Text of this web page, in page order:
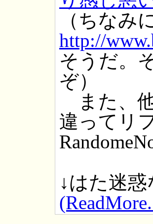
（ちなみ
http://
そうだ。
ぞ）
また、
違ってリ
↓はた迷